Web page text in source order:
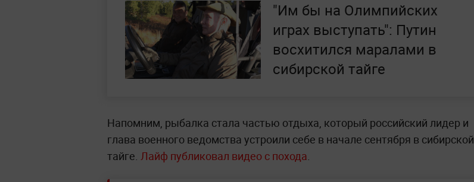
"Им бы на Олимпийских
играх выступать": Путин
восхитился маралами в
сибирской тайге
Напомним, рыбалка стала частью отдыха, который российский лидер и
глава военного ведомства устроили себе в начале сентября в сибирской
тайге. Лайф публиковал видео с похода.